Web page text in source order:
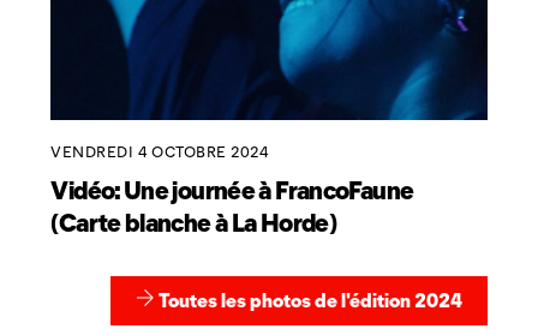
VENDREDI 4 OCTOBRE 2024
Vidéo: Une journée à FrancoFaune
(Carte blanche à La Horde)
Toutes les photos de l'édition 2024